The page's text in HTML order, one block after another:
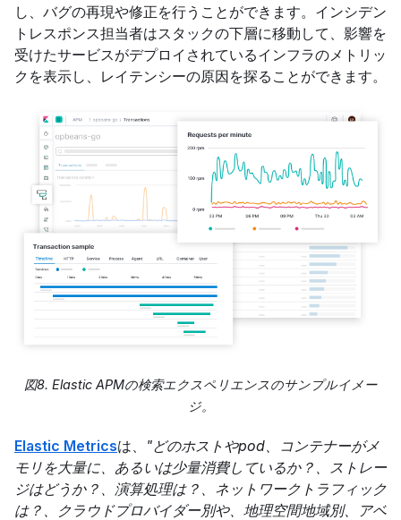
し、バグの再現や修正を行うことができます。インシデン
トレスポンス担当者はスタックの下層に移動して、影響を
受けたサービスがデプロイされているインフラのメトリッ
クを表示し、レイテンシーの原因を探ることができます。
図8. Elastic APMの検索エクスペリエンスのサンプルイメー
ジ。
Elastic Metricsは、 "どのホストやpod、コンテナーがメ
モリを大量に、あるいは少量消費しているか？、ストレー
ジはどうか？、演算処理は？、ネットワークトラフィック
は？、クラウドプロバイダー別や、地理空間地域別、アベ